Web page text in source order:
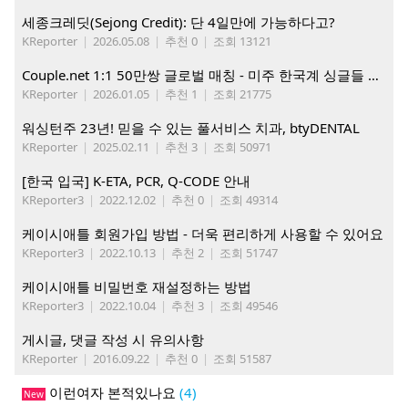
세종크레딧(Sejong Credit): 단 4일만에 가능하다고?
KReporter | 2026.05.08 | 추천 0 | 조회 13121
Couple.net 1:1 50만쌍 글로벌 매칭 - 미주 한국계 싱글들 모이세요
KReporter | 2026.01.05 | 추천 1 | 조회 21775
워싱턴주 23년! 믿을 수 있는 풀서비스 치과, btyDENTAL
KReporter | 2025.02.11 | 추천 3 | 조회 50971
[한국 입국] K-ETA, PCR, Q-CODE 안내
KReporter3 | 2022.12.02 | 추천 0 | 조회 49314
케이시애틀 회원가입 방법 - 더욱 편리하게 사용할 수 있어요
KReporter3 | 2022.10.13 | 추천 2 | 조회 51747
케이시애틀 비밀번호 재설정하는 방법
KReporter3 | 2022.10.04 | 추천 3 | 조회 49546
게시글, 댓글 작성 시 유의사항
KReporter | 2016.09.22 | 추천 0 | 조회 51587
New 이런여자 본적있나요 (4)